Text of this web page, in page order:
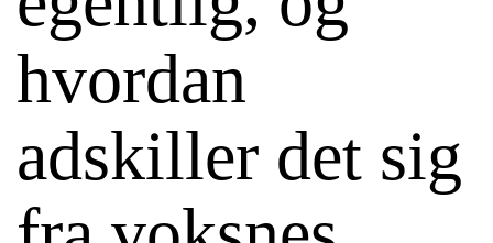
hvordan
adskiller det sig